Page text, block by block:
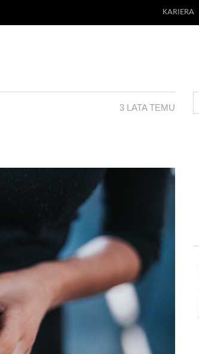
KARIERA
3 LATA TEMU